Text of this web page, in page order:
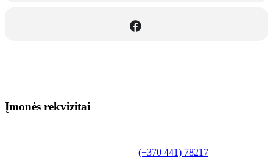
Įmonės rekvizitai
(+370 441) 78217